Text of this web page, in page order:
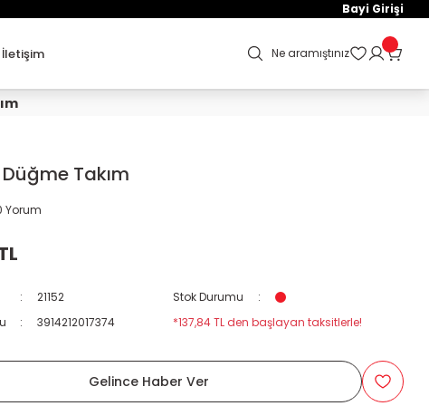
Bayi Girişi
İletişim Ne aramıştınız
Takım
Yorum
21152
Stok Durumu
3914212017374 *137,84 TL den başlayan taksitlerle!
Gelince Haber Ver